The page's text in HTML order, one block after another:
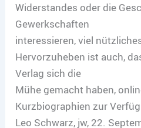
Widerstandes oder die
Gewerkschaften
interessieren, viel
Hervorzuheben ist auch,
Verlag sich die
Mühe gemacht haben,
Kurzbiographien zur
Leo Schwarz, jw, 22.